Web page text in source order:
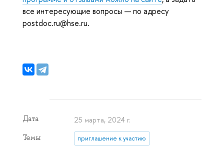
все интересующие вопросы — по адресу
postdoc.ru@hse.ru.
Дата 25 марта, 2024 г.
Темы приглашение к участию